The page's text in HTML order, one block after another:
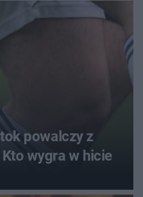
powalczy z
wygra w hicie